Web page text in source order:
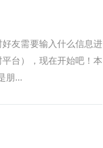
友需要输入什么信息进
台），现在开始吧！本
朋...